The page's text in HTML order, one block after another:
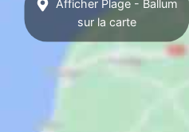
Afficher Plage - Ballum
sur la carte